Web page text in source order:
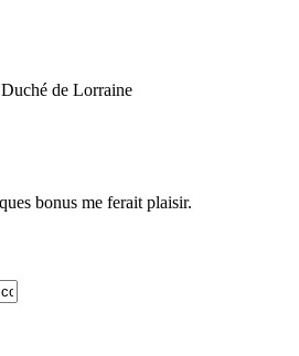
de Lorraine
bonus me ferait plaisir.